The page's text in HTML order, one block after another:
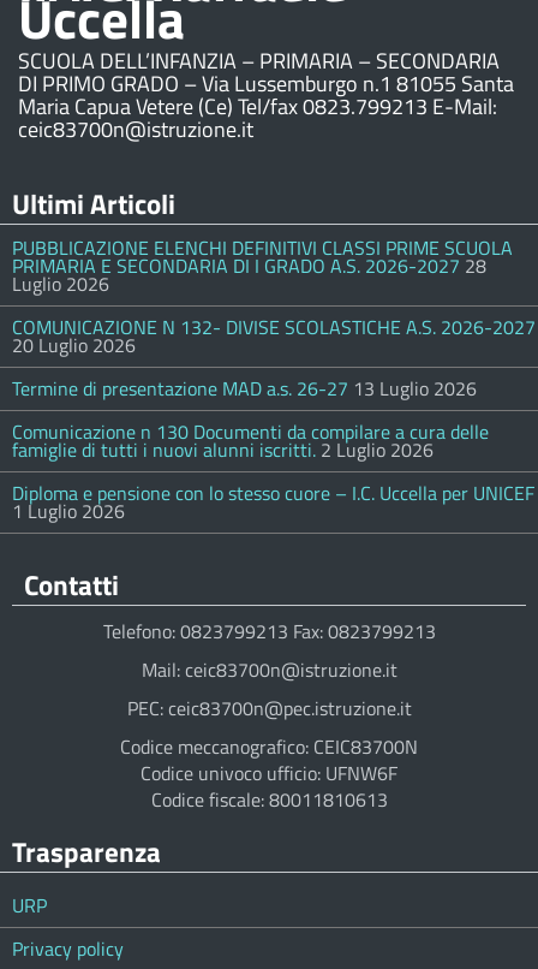
Uccella
SCUOLA DELL’INFANZIA – PRIMARIA – SECONDARIA
DI PRIMO GRADO – Via Lussemburgo n.1 81055 Santa
Maria Capua Vetere (Ce) Tel/fax 0823.799213 E-Mail:
ceic83700n@istruzione.it
Ultimi Articoli
PUBBLICAZIONE ELENCHI DEFINITIVI CLASSI PRIME SCUOLA
PRIMARIA E SECONDARIA DI I GRADO A.S. 2026-2027 28
Luglio 2026
COMUNICAZIONE N 132- DIVISE SCOLASTICHE A.S. 2026-2027
20 Luglio 2026
Termine di presentazione MAD a.s. 26-27 13 Luglio 2026
Comunicazione n 130 Documenti da compilare a cura delle
famiglie di tutti i nuovi alunni iscritti. 2 Luglio 2026
Diploma e pensione con lo stesso cuore – I.C. Uccella per UNICEF
1 Luglio 2026
Contatti
Telefono: 0823799213 Fax: 0823799213
Mail: ceic83700n@istruzione.it
PEC: ceic83700n@pec.istruzione.it
Codice meccanografico: CEIC83700N
Codice univoco ufficio: UFNW6F
Codice fiscale: 80011810613
Trasparenza
URP
Privacy policy